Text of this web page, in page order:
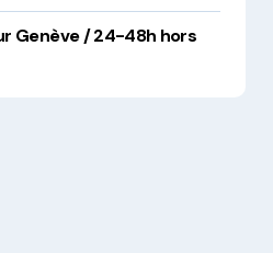
Genève / 24-48h hors